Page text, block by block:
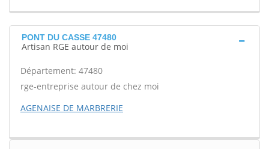
PONT DU CASSE 47480
Artisan RGE autour de moi
Département: 47480
rge-entreprise autour de chez moi
AGENAISE DE MARBRERIE